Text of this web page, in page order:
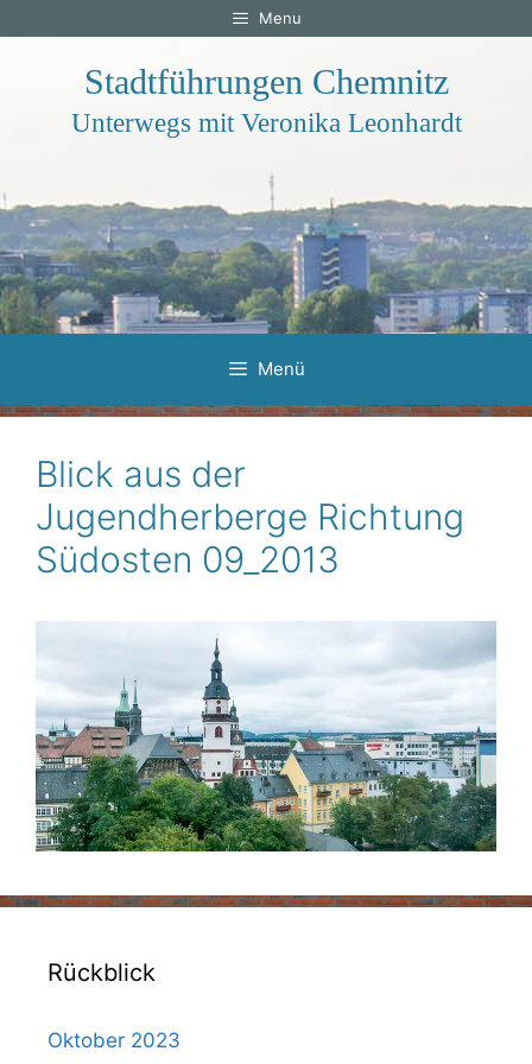
Inhalt
Menu
Stadtführungen Chemnitz
Unterwegs mit Veronika Leonhardt
Menü
Blick aus der
Jugendherberge Richtung
Südosten 09_2013
Rückblick
Oktober 2023